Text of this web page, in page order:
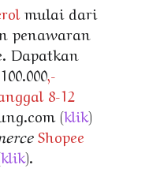
mulai dari
penawaran
Dapatkan
,-
8-12
(klik)
Shopee
klik).